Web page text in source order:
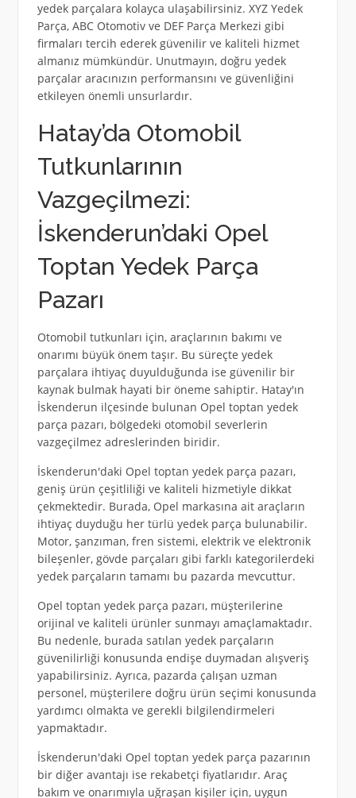
yedek parçalara kolayca ulaşabilirsiniz. XYZ Yedek
Parça, ABC Otomotiv ve DEF Parça Merkezi gibi
firmaları tercih ederek güvenilir ve kaliteli hizmet
almanız mümkündür. Unutmayın, doğru yedek
parçalar aracınızın performansını ve güvenliğini
etkileyen önemli unsurlardır.
Hatay’da Otomobil
Tutkunlarının
Vazgeçilmezi:
İskenderun’daki Opel
Toptan Yedek Parça
Pazarı
Otomobil tutkunları için, araçlarının bakımı ve
onarımı büyük önem taşır. Bu süreçte yedek
parçalara ihtiyaç duyulduğunda ise güvenilir bir
kaynak bulmak hayati bir öneme sahiptir. Hatay'ın
İskenderun ilçesinde bulunan Opel toptan yedek
parça pazarı, bölgedeki otomobil severlerin
vazgeçilmez adreslerinden biridir.
İskenderun'daki Opel toptan yedek parça pazarı,
geniş ürün çeşitliliği ve kaliteli hizmetiyle dikkat
çekmektedir. Burada, Opel markasına ait araçların
ihtiyaç duyduğu her türlü yedek parça bulunabilir.
Motor, şanzıman, fren sistemi, elektrik ve elektronik
bileşenler, gövde parçaları gibi farklı kategorilerdeki
yedek parçaların tamamı bu pazarda mevcuttur.
Opel toptan yedek parça pazarı, müşterilerine
orijinal ve kaliteli ürünler sunmayı amaçlamaktadır.
Bu nedenle, burada satılan yedek parçaların
güvenilirliği konusunda endişe duymadan alışveriş
yapabilirsiniz. Ayrıca, pazarda çalışan uzman
personel, müşterilere doğru ürün seçimi konusunda
yardımcı olmakta ve gerekli bilgilendirmeleri
yapmaktadır.
İskenderun'daki Opel toptan yedek parça pazarının
bir diğer avantajı ise rekabetçi fiyatlarıdır. Araç
bakım ve onarımıyla uğraşan kişiler için, uygun